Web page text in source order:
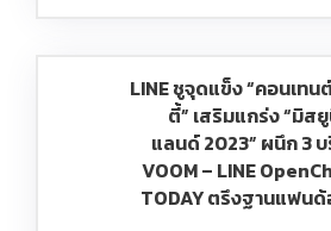
LINE ชูจุดแข็ง “คอนเท
ตี้” เสริมแกร่ง “มิส
แลนด์ 2023” ผนึก 3 บ
VOOM – LINE
TODAY ตรึงฐานแฟน